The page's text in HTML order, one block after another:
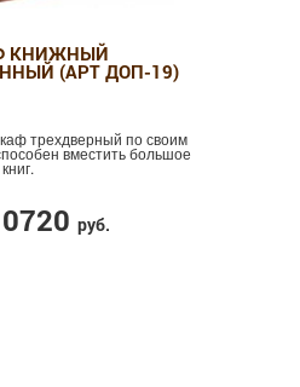
КНИЖНЫЙ
(АРТ ДОП-19)
трехдверный по своим
вместить большое
руб.